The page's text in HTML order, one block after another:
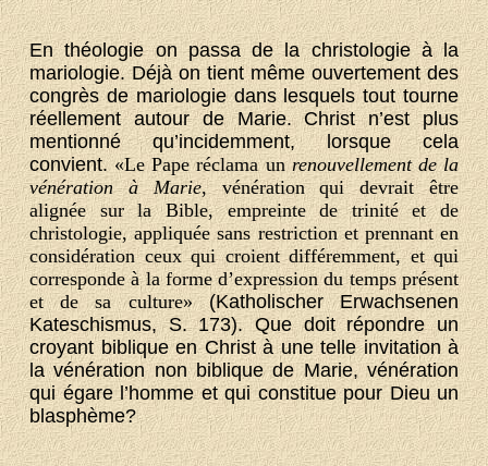
En théologie on passa de la christologie à la
mariologie. Déjà on tient même ouvertement des
congrès de mariologie dans lesquels tout tourne
réellement autour de Marie. Christ n’est plus
mentionné qu’incidemment, lorsque cela
convient.«Le Pape réclama unrenouvellement de la
vénération
à Marie, vénération qui devrait être
alignée sur la Bible, empreinte de trinité et de
christologie, appliquée sans restriction et prennant en
considération ceux qui croient différemment, et qui
corresponde à la forme d’expression du temps présent
et de sa culture»(Katholischer Erwachsenen
Kateschismus, S. 173). Que doit répondre un
croyant biblique en Christ à une telle invitation à
la vénération non biblique de Marie, vénération
qui égare l’homme et qui constitue pour Dieu un
blasphème?